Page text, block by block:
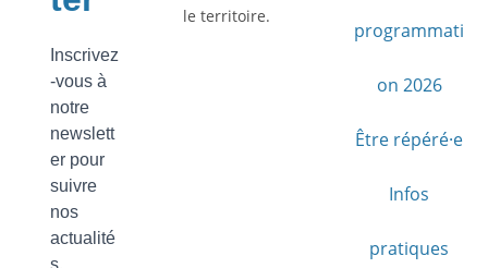
le territoire.
programmati
on 2026
Être répéré·e
Infos
pratiques